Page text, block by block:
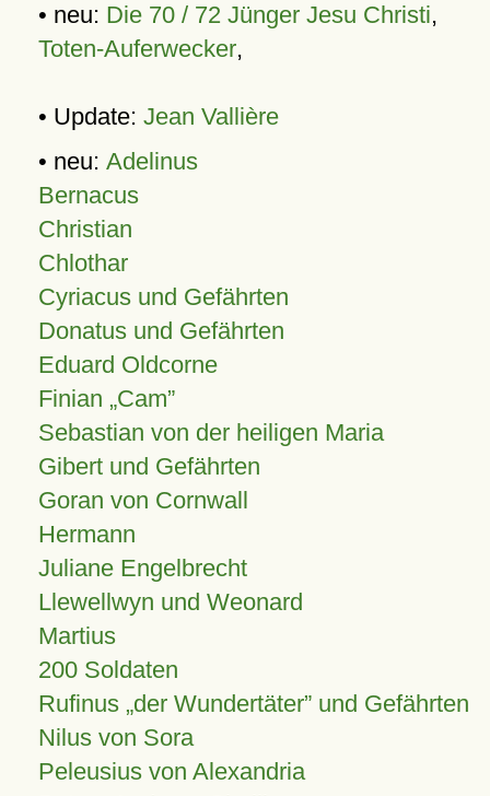
• neu: Die 70 / 72 Jünger Jesu Christi,
Toten-Auferwecker,
• Update: Jean Vallière
• neu: Adelinus
Bernacus
Christian
Chlothar
Cyriacus und Gefährten
Donatus und Gefährten
Eduard Oldcorne
Finian Cam
Sebastian von der heiligen Maria
Gibert und Gefährten
Goran von Cornwall
Hermann
Juliane Engelbrecht
Llewellwyn und Weonard
Martius
200 Soldaten
Rufinus „der Wundertäter” und Gefährten
Nilus von Sora
Peleusius von Alexandria